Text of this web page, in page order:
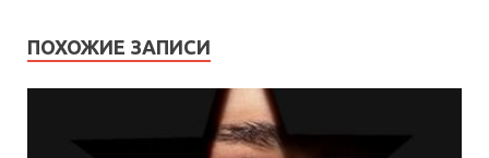
ПОХОЖИЕ ЗАПИСИ